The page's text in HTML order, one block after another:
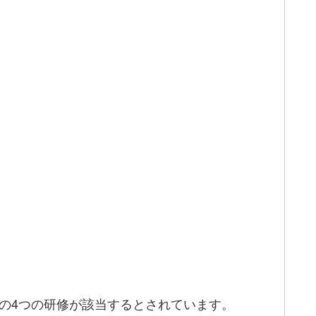
つの研修が該当するとされています。